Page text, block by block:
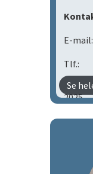
E-mail:
Tlf.:
2025 -
Se